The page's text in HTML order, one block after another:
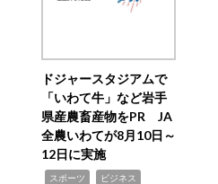
ドジャースタジアムで
「いわて牛」など岩手
県産農畜産物をPR JA
全農いわてが8月10日～
12日に実施
スポーツ ビジネス